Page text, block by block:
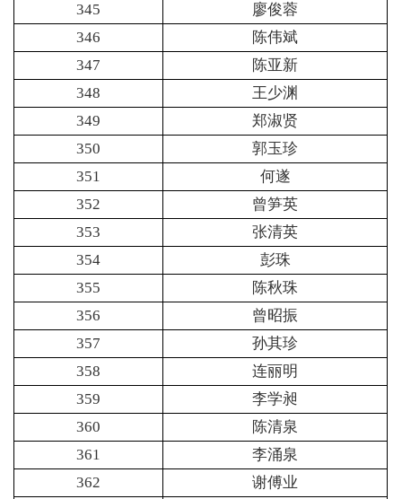
345
廖俊蓉
346
陈伟斌
347
陈亚新
348
王少渊
349
郑淑贤
350
郭玉珍
351
何遂
352
曾笋英
353
张清英
354
彭珠
355
陈秋珠
356
曾昭振
357
孙其珍
358
连丽明
359
李学昶
360
陈清泉
361
李涌泉
362
谢傅业